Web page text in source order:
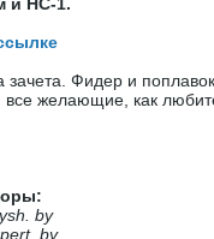
зачета. Фидер и
все желающие, как
by
by